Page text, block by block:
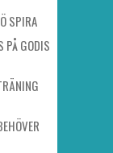
SPIRA
PÅ GODIS